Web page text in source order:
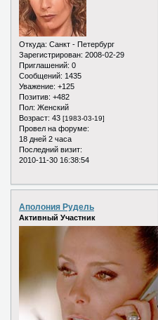
Откуда: Санкт - Петербург
Зарегистрирован: 2008-02-29
Приглашений: 0
Сообщений: 1435
Уважение: +125
Позитив: +482
Пол: Женский
Возраст: 43 [1983-03-19]
Провел на форуме:
18 дней 2 часа
Последний визит:
2010-11-30 16:38:54
Аполония Рудель
Активный Участник